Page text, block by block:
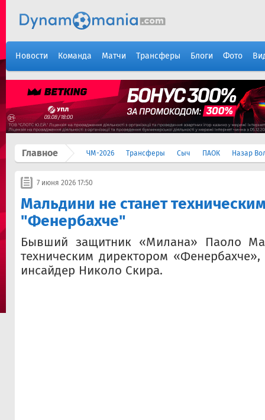
Новости Команда Матчи Трансферы Блоги Фото
Главное ЧМ-2026 Трансферы Сыч ПАОК Назар
7 июня 2026 17:50
Мальдини не станет
"Фенербахче"
Бывший защитник «Милана» Паоло
техническим директором
инсайдер Николо Скира.